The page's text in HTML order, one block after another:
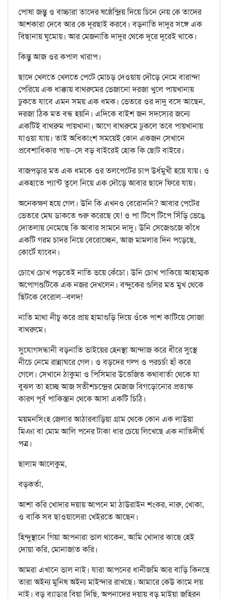
পোষা জন্তু ও বাচ্চারা তাদের ষষ্ঠেন্দ্রিয় দিয়ে চিনে নেয় কে তাদের
আশকারা দেবে আর কে দূরছাই করবে। বড়নাতি দাদুর সঙ্গে এক
বিছানায় ঘুমোয়। আর মেজনাতি দাদুর থেকে দূরে দূরেই থাকে।
কিন্তু আজ ওর কপাল খারাপ।
ছাদে খেলতে খেলতে পেটে মোচড় দেওয়ায় দৌড়ে নেমে বারান্দা
পেরিয়ে এক ধাক্কায় বাথরুমের ভেজানো দরজা খুলে পায়খানায়
ঢুকতে যাবে এমন সময় এক ধমক। ভেতরে ওর দাদু বসে আছেন,
দরজা ঠিক মত বন্ধ হয়নি। এদিকে বাইশ জন সদস্যের জন্যে
একটিই বাথরুম পায়খানা। আগে বাথরুমে ঢুকলে তবে পায়খানায়
যাওয়া যায়। তাই অধিকাংশ সময়েই কোন একজন সেখানে
প্রবেশাধিকার পায়--সে বড় বাইরেই হোক কি ছোট বাইরে।
বাজপড়ার মত এক ধমকে ওর তলপেটের চাপ উর্ধমুখী হয়ে যায়। ও
একহাতে প্যান্ট তুলে নিয়ে এক দৌড়ে আবার ছাদে ফিরে যায়।
অনেকক্ষণ হয়ে গেল। উনি কি এখনও বেরোননি? আবার পেটের
ভেতরে মেঘ ডাকতে শুরু করেছে যে! ও পা টিপে টিপে সিঁড়ি ভেঙে
দোতলায় নেমেছে কি আবার সামনে দাদু। উনি সেজেগুজে কাঁধে
একটি গরম চাদর নিয়ে বেরোচ্ছেন, আজ মামলার দিন পড়েছে,
কোর্টে যাবেন।
চোখে চোখ পড়তেই নাতি ভয়ে কেঁচো। উনি চোখ পাকিয়ে আহাম্মক
অপোগণ্ডটিকে এক নজর দেখলেন। বন্দুকের গুলির মত মুখ থেকে
ছিটকে বেরোল--বলদ!
নাতি মাথা নীচু করে প্রায় হামাগুড়ি দিয়ে ওঁকে পাশ কাটিয়ে সোজা
বাথরুমে।
সুযোগসন্ধানী বড়নাতি ভাইয়ের হেনস্থা আন্দাজ করে ধীরে সুস্থে
নীচে নেমে রান্নাঘরে গেল। ও বড়দের গল্প ও পরচর্চা হাঁ করে
গেলে। সেখানে ঠাকুমা ও পিসিমার উত্তেজিত কথাবার্তা থেকে যা
বুঝল তা হচ্ছে আজ সতীশচন্দ্রের মেজাজ বিগড়োনোর প্রত্যক্ষ
কারণ পূর্ব পাকিস্তান থেকে আসা একটি চিঠি।
ময়মনসিংহ জেলার আঠারবাড়িয়া গ্রাম থেকে কোন এক লাউয়া
মিঞা বা মোম আলি পনের টাকা ধার চেয়ে লিখেছে এক নাতিদীর্ঘ
পত্র।
ছালাম আলেকুম,
বড়কর্তা,
আশা করি খোদার দয়ায় আপনে মা ঠাউরাইন শংকর, নারু, খোকা,
ও বাকি সব ছাওয়ালেরা খেইরতে আছেন।
হিন্দুস্থানে গিয়া আপনারা ভাল থাকেন, আমি খোদার কাছে হেই
দোয়া করি, মোনাজাত করি।
আমরা এখানে ভাল নাই। যারা আপনের ধানীজমি আর বাড়ি কিনছে
তারা অইন্য মুনিষ অইন্য মাইন্দার রাখছে। আমারে কেউ কামে লয়
নাই। বড় ব্যাডার বিয়া দিছি, অপনাদের দয়ায় বড় মাইয়া জহিরন